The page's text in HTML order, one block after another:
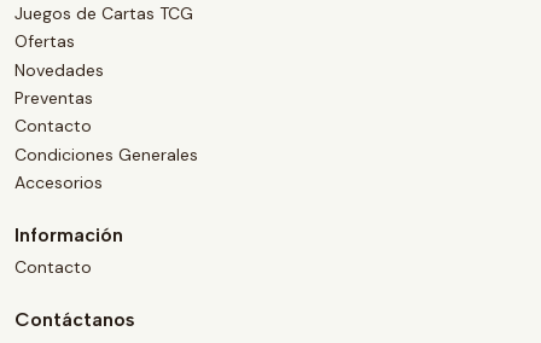
Juegos de Cartas TCG
Ofertas
Novedades
Preventas
Contacto
Condiciones Generales
Accesorios
Información
Contacto
Contáctanos